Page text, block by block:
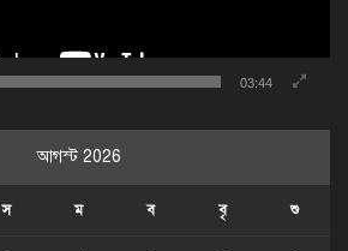
03:44
আগস্ট 2026
স ম ব বৃ শু